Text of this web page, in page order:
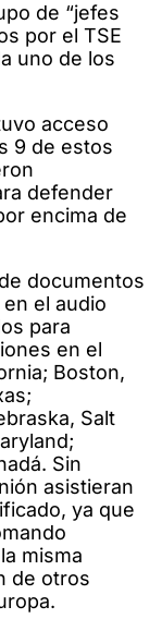
de “jefes
por el TSE
uno de los
acceso
9 de estos
defender
encima de
documentos
el audio
para
en el
Boston,
Salt
Sin
asistieran
ya que
misma
de otros